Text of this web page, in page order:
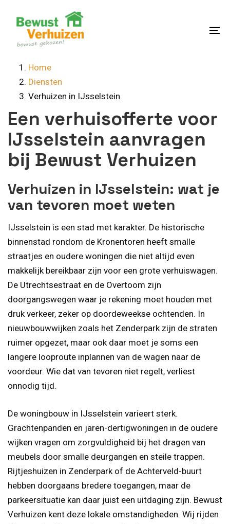
content
Home
Diensten
Verhuizen in IJsselstein
Een verhuisofferte voor
IJsselstein aanvragen
bij Bewust Verhuizen
Verhuizen in IJsselstein: wat je
van tevoren moet weten
IJsselstein is een stad met karakter. De historische
binnenstad rondom de Kronentoren heeft smalle
straatjes en oudere woningen die niet altijd even
makkelijk bereikbaar zijn voor een grote verhuiswagen.
De Utrechtsestraat en de Overtoom zijn
doorgangswegen waar je rekening moet houden met
druk verkeer, zeker op doordeweekse ochtenden. In
nieuwbouwwijken zoals het Zenderpark zijn de straten
ruimer opgezet, maar ook daar moet je soms een
langere looproute inplannen van de wagen naar de
voordeur. Wie dat van tevoren niet regelt, verliest
onnodig tijd.
De woningbouw in IJsselstein varieert sterk.
Grachtenpanden en jaren-dertigwoningen in de oudere
wijken vragen om zorgvuldigheid bij het dragen van
meubels door smalle deurgangen en steile trappen.
Rijtjeshuizen in Zenderpark of de Achterveld-buurt
hebben doorgaans bredere toegangen, maar de
parkeersituatie kan daar juist een uitdaging zijn. Bewust
Verhuizen kent deze lokale omstandigheden. Wij rijden